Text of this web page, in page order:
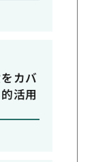
カバ
活用